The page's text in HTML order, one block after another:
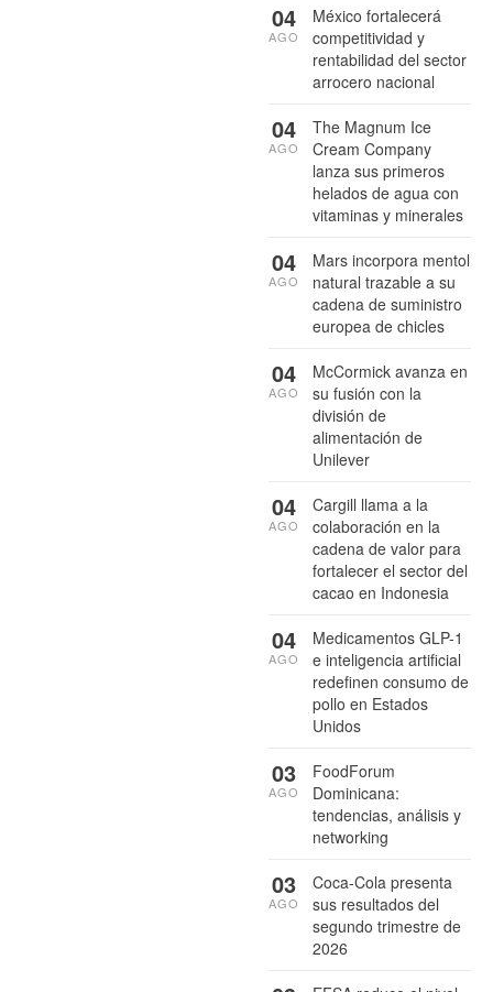
México fortalecerá
competitividad y
rentabilidad del sector
arrocero nacional
04
AGO
The Magnum Ice
Cream Company
lanza sus primeros
helados de agua con
vitaminas y minerales
04
AGO
Mars incorpora mentol
natural trazable a su
cadena de suministro
europea de chicles
04
AGO
McCormick avanza en
su fusión con la
división de
alimentación de
Unilever
04
AGO
Cargill llama a la
colaboración en la
cadena de valor para
fortalecer el sector del
cacao en Indonesia
04
AGO
Medicamentos GLP-1
e inteligencia artificial
redefinen consumo de
pollo en Estados
Unidos
04
AGO
FoodForum
Dominicana:
tendencias, análisis y
networking
03
AGO
Coca-Cola presenta
sus resultados del
segundo trimestre de
2026
03
AGO